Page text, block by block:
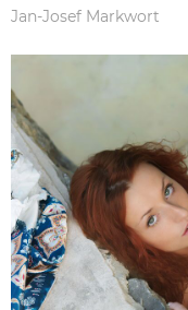
Jan-Josef Markwort